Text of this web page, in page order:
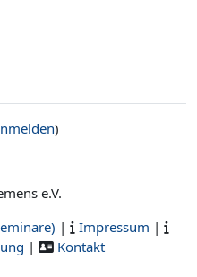
)
e.V.
| Impressum |
| Kontakt